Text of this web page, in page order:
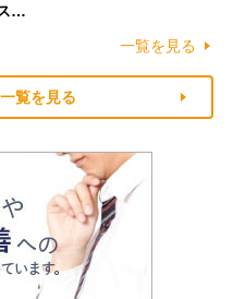
…
一覧を見る
覧を見る